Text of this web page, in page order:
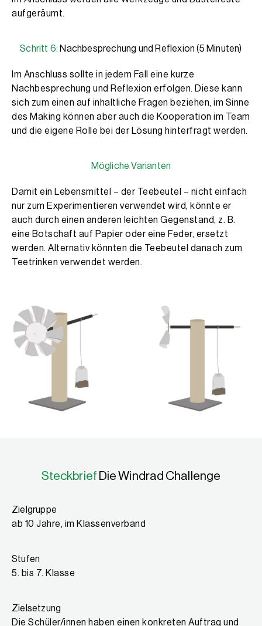
aufgeräumt.
Schritt 6: Nachbesprechung und Reflexion (5 Minuten)
Im Anschluss sollte in jedem Fall eine kurze
Nachbesprechung und Reflexion erfolgen. Diese kann
sich zum einen auf inhaltliche Fragen beziehen, im Sinne
des Making können aber auch die Kooperation im Team
und die eigene Rolle bei der Lösung hinterfragt werden.
Mögliche Varianten
Damit ein Lebensmittel – der Teebeutel – nicht einfach
nur zum Experimentieren verwendet wird, könnte er
auch durch einen anderen leichten Gegenstand, z. B.
eine Botschaft auf Papier oder eine Feder, ersetzt
werden. Alternativ könnten die Teebeutel danach zum
Teetrinken verwendet werden.
Steckbrief Die Windrad Challenge
Zielgruppe
ab 10 Jahre, im Klassenverband
Stufen
5. bis 7. Klasse
Zielsetzung
Die Schüler/innen haben einen konkreten Auftrag und